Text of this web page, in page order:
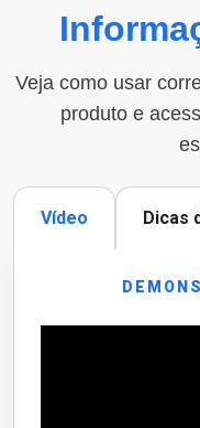
Veja como usar
produto e
Vídeo Dicas